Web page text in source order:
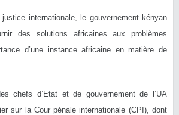
internationale, le gouvernement kényan
des solutions africaines aux problèmes
d’une instance africaine en matière de
chefs d’Etat et de gouvernement de l’UA
sur la Cour pénale internationale (CPI), dont